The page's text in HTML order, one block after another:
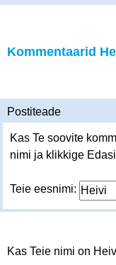
Kommentaarid
Postiteade
Kas Te soovite
nimi ja klikkige
Teie eesnimi:
Kas Teie nimi on